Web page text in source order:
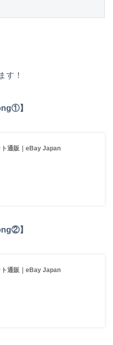
す！
】
通販｜eBay Japan
】
通販｜eBay Japan